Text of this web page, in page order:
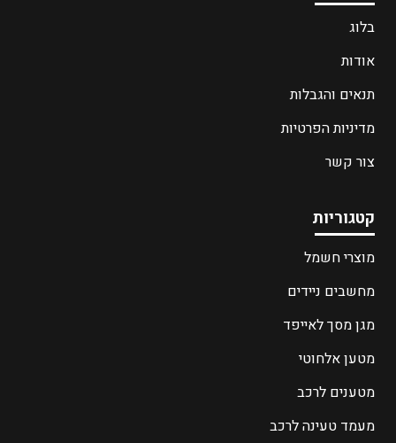
בלוג
אודות
תנאים והגבלות
מדיניות הפרטיות
צור קשר
קטגוריות
מוצרי חשמל
מחשבים ניידים
מגן מסך לאייפד
מטען אלחוטי
מטענים לרכב
מעמד טעינה לרכב